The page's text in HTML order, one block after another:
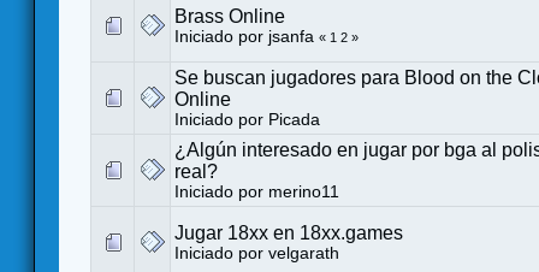
Brass Online
Iniciado por jsanfa « 1 2 »
Se buscan jugadores para Blood on the
Online
Iniciado por Picada
¿Algún interesado en jugar por bga al
real?
Iniciado por merino11
Jugar 18xx en 18xx.games
Iniciado por velgarath